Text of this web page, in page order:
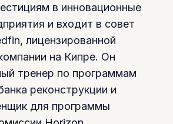
в инновационные
и входит в совет
лицензированной
на Кипре. Он
тренер по программам
реконструкции и
для программы